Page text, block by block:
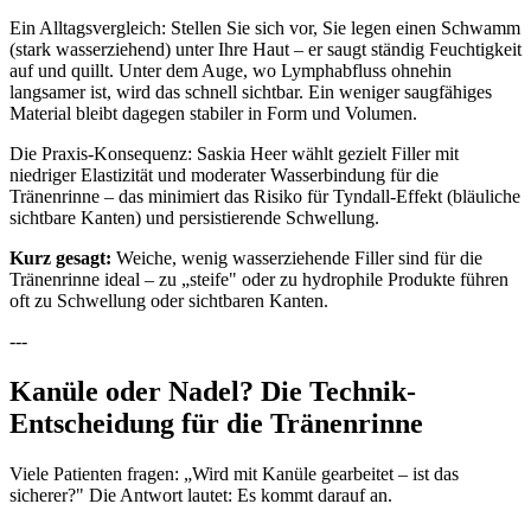
Ein Alltagsvergleich: Stellen Sie sich vor, Sie legen einen Schwamm
(stark wasserziehend) unter Ihre Haut – er saugt ständig Feuchtigkeit
auf und quillt. Unter dem Auge, wo Lymphabfluss ohnehin
langsamer ist, wird das schnell sichtbar. Ein weniger saugfähiges
Material bleibt dagegen stabiler in Form und Volumen.
Die Praxis-Konsequenz: Saskia Heer wählt gezielt Filler mit
niedriger Elastizität und moderater Wasserbindung für die
Tränenrinne – das minimiert das Risiko für Tyndall-Effekt (bläuliche
sichtbare Kanten) und persistierende Schwellung.
Kurz gesagt: Weiche, wenig wasserziehende Filler sind für die
Tränenrinne ideal – zu „steife" oder zu hydrophile Produkte führen
oft zu Schwellung oder sichtbaren Kanten.
---
Kanüle oder Nadel? Die Technik-
Entscheidung für die Tränenrinne
Viele Patienten fragen: „Wird mit Kanüle gearbeitet – ist das
sicherer?" Die Antwort lautet: Es kommt darauf an.